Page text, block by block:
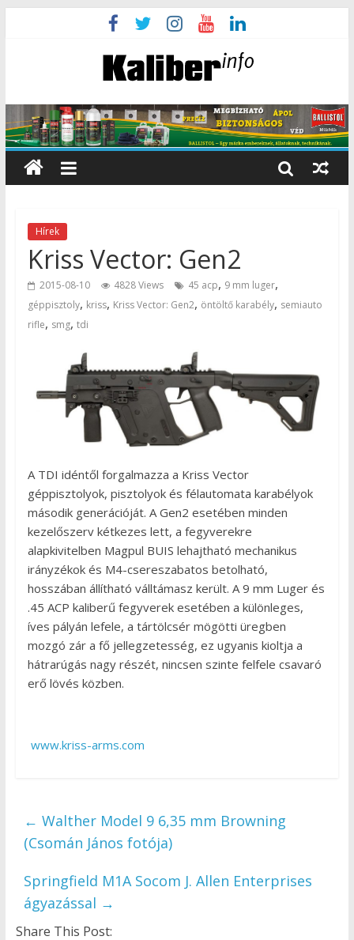
Hírek
Kriss Vector: Gen2
2015-08-10 4828 Views 45 acp, 9 mm luger,
géppisztoly, kriss, Kriss Vector: Gen2, öntöltő karabély, semiauto
rifle, smg, tdi
A TDI idéntől forgalmazza a Kriss Vector
géppisztolyok, pisztolyok és félautomata karabélyok
második generációját. A Gen2 esetében minden
kezelőszerv kétkezes lett, a fegyverekre
alapkivitelben Magpul BUIS lehajtható mechanikus
irányzékok és M4-csereszabatos betolható,
hosszában állítható válltámasz került. A 9 mm Luger és
.45 ACP kaliberű fegyverek esetében a különleges,
íves pályán lefele, a tártölcsér mögötti üregben
mozgó zár a fő jellegzetesség, ez ugyanis kioltja a
hátrarúgás nagy részét, nincsen szinte felfele csavaró
erő lövés közben.
www.kriss-arms.com
← Walther Model 9 6,35 mm Browning
(Csomán János fotója)
Springfield M1A Socom J. Allen Enterprises
ágyazással →
Share This Post: